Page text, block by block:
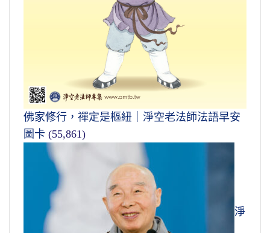
佛家修行，禪定是樞紐｜淨空老法師法語早安
圖卡 (55,861)
淨